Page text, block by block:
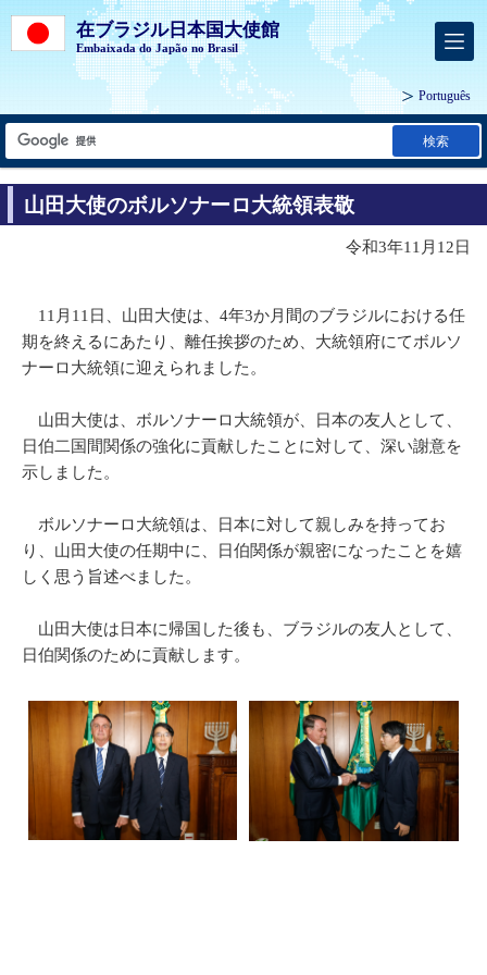
在ブラジル日本国大使館
Embaixada do Japão no Brasil
Português
検索
山田大使のボルソナーロ大統領表敬
令和3年11月12日
11月11日、山田大使は、4年3か月間のブラジルにおける任
期を終えるにあたり、離任挨拶のため、大統領府にてボルソ
ナーロ大統領に迎えられました。
山田大使は、ボルソナーロ大統領が、日本の友人として、
日伯二国間関係の強化に貢献したことに対して、深い謝意を
示しました。
ボルソナーロ大統領は、日本に対して親しみを持ってお
り、山田大使の任期中に、日伯関係が親密になったことを嬉
しく思う旨述べました。
山田大使は日本に帰国した後も、ブラジルの友人として、
日伯関係のために貢献します。